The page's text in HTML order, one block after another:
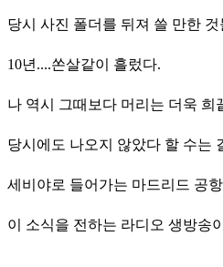
당시 사진 폴더를 뒤져 쓸 만한
10년....쏜살같이 흘렀다.
나 역시 그때보다 머리는 더욱 희
당시에도 나오지 않았다 할 수는
세비야로 들어가는 마드리드 공
이 소식을 전하는 라디오 생방송